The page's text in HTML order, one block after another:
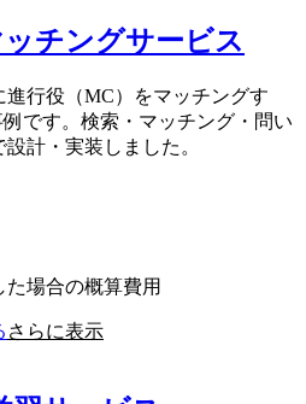
チングサービス
行役（MC）をマッチングす
です。検索・マッチング・問い
計・実装しました。
場合の概算費用
さらに表示